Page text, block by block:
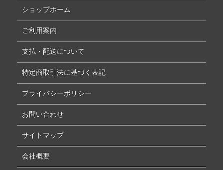
ショップホーム
ご利用案内
支払・配送について
特定商取引法に基づく表記
プライバシーポリシー
お問い合わせ
サイトマップ
会社概要